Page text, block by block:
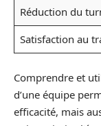
Réduction du
Satisfaction au
Comprendre et
d’une équipe
efficacité, mais